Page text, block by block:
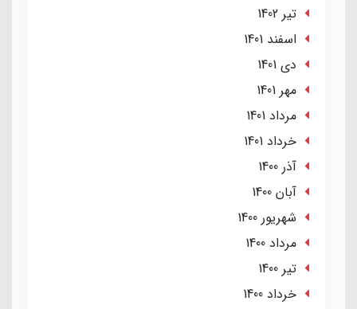
تير 1402
اسفند 1401
دی 1401
مهر 1401
مرداد 1401
خرداد 1401
آذر 1400
آبان 1400
شهریور 1400
مرداد 1400
تير 1400
خرداد 1400